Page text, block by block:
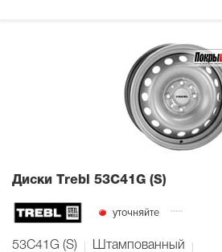
Диски Тrebl 53C41G (S)
уточняйте
53C41G (S) Штампованный